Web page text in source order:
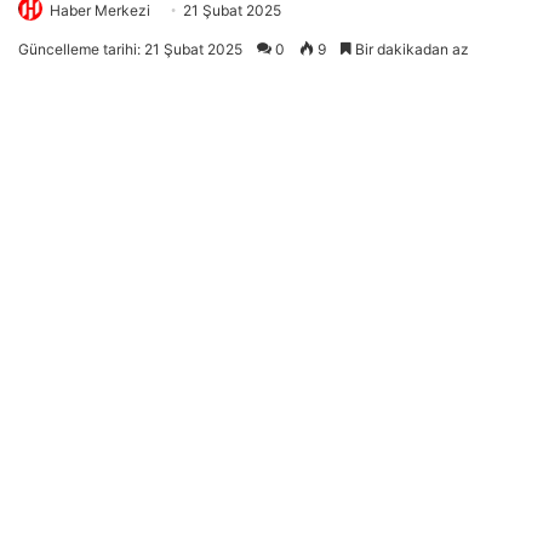
Haber Merkezi 21 Şubat 2025
Güncelleme tarihi: 21 Şubat 2025 0 9 Bir dakikadan az